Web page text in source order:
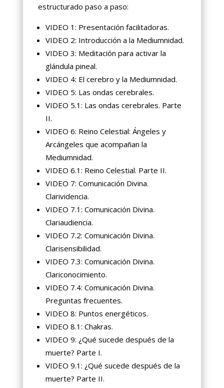
estructurado paso a paso:
VIDEO 1: Presentación facilitadoras.
VIDEO 2: Introducción a la Mediumnidad.
VIDEO 3: Meditación para activar la
glándula pineal.
VIDEO 4: El cerebro y la Mediumnidad.
VIDEO 5: Las ondas cerebrales.
VIDEO 5.1: Las ondas cerebrales. Parte
II.
VIDEO 6: Reino Celestial: Ángeles y
Arcángeles que acompañan la
Mediumnidad.
VIDEO 6.1: Reino Celestial. Parte II.
VIDEO 7: Comunicación Divina.
Clarividencia.
VIDEO 7.1: Comunicación Divina.
Clariaudiencia.
VIDEO 7.2: Comunicación Divina.
Clarisensibilidad.
VIDEO 7.3: Comunicación Divina.
Clariconocimiento.
VIDEO 7.4: Comunicación Divina.
Preguntas frecuentes.
VIDEO 8: Puntos energéticos.
VIDEO 8.1: Chakras.
VIDEO 9: ¿Qué sucede después de la
muerte? Parte I.
VIDEO 9.1: ¿Qué sucede después de la
muerte? Parte II.